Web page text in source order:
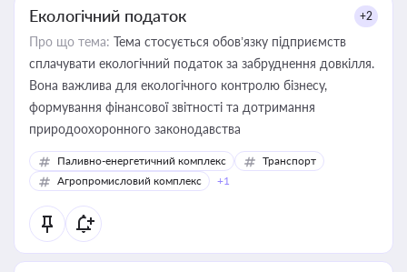
Екологічний податок +2
Про що тема: Тема стосується обов’язку підприємств
сплачувати екологічний податок за забруднення довкілля.
Вона важлива для екологічного контролю бізнесу,
формування фінансової звітності та дотримання
природоохоронного законодавства
Паливно-енергетичний комплекс
Транспорт
Агропромисловий комплекс
+1